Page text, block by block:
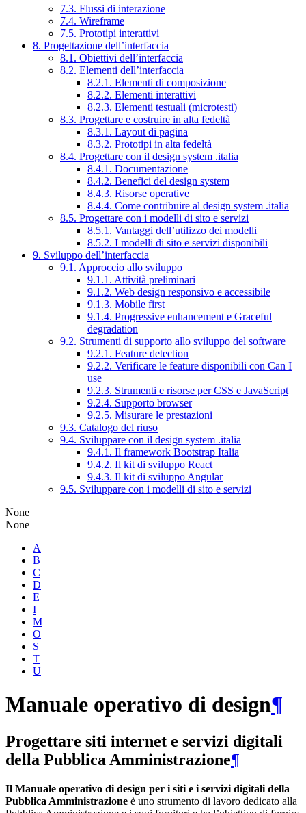
7.3. Flussi di interazione
7.4. Wireframe
7.5. Prototipi interattivi
8. Progettazione dell’interfaccia
8.1. Obiettivi dell’interfaccia
8.2. Elementi dell’interfaccia
8.2.1. Elementi di composizione
8.2.2. Elementi interattivi
8.2.3. Elementi testuali (microtesti)
8.3. Progettare e costruire in alta fedeltà
8.3.1. Layout di pagina
8.3.2. Prototipi in alta fedeltà
8.4. Progettare con il design system .italia
8.4.1. Documentazione
8.4.2. Benefici del design system
8.4.3. Risorse operative
8.4.4. Come contribuire al design system .italia
8.5. Progettare con i modelli di sito e servizi
8.5.1. Vantaggi dell’utilizzo dei modelli
8.5.2. I modelli di sito e servizi disponibili
9. Sviluppo dell’interfaccia
9.1. Approccio allo sviluppo
9.1.1. Attività preliminari
9.1.2. Web design responsivo e accessibile
9.1.3. Mobile first
9.1.4. Progressive enhancement e Graceful
degradation
9.2. Strumenti di supporto allo sviluppo del software
9.2.1. Feature detection
9.2.2. Verificare le feature disponibili con Can I
use
9.2.3. Strumenti e risorse per CSS e JavaScript
9.2.4. Supporto browser
9.2.5. Misurare le prestazioni
9.3. Catalogo del riuso
9.4. Sviluppare con il design system .italia
9.4.1. Il framework Bootstrap Italia
9.4.2. Il kit di sviluppo React
9.4.3. Il kit di sviluppo Angular
9.5. Sviluppare con i modelli di sito e servizi
None
None
A
B
C
D
E
I
M
O
S
T
U
Manuale operativo di design¶
Progettare siti internet e servizi digitali
della Pubblica Amministrazione¶
Il Manuale operativo di design per i siti e i servizi digitali della
Pubblica Amministrazione è uno strumento di lavoro dedicato alla